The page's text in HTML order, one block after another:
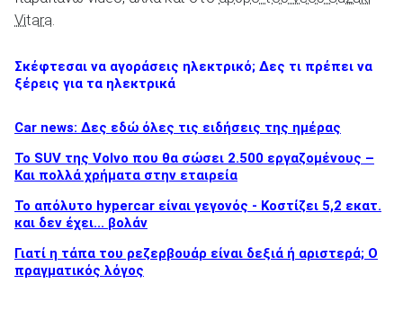
Vitara.
Σκέφτεσαι να αγοράσεις ηλεκτρικό; Δες τι πρέπει να
ξέρεις για τα ηλεκτρικά
Car news: Δες εδώ όλες τις ειδήσεις της ημέρας
To SUV της Volvo που θα σώσει 2.500 εργαζομένους –
Και πολλά χρήματα στην εταιρεία
Το απόλυτο hypercar είναι γεγονός - Κοστίζει 5,2 εκατ.
και δεν έχει... βολάν
Γιατί η τάπα του ρεζερβουάρ είναι δεξιά ή αριστερά; Ο
πραγματικός λόγος